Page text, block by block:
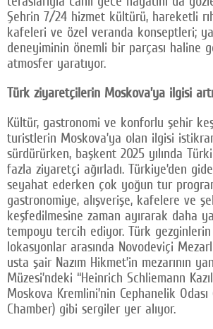
Şehrin 7/24 hizmet kültürü, hareketli
kafeleri ve özel veranda konseptleri;
deneyiminin önemli bir parçası haline
atmosfer yaratıyor.
Türk ziyaretçilerin Moskova’ya ilgisi
Kültür, gastronomi ve konforlu şehir
turistlerin Moskova’ya olan ilgisi
sürdürürken, başkent 2025 yılında
fazla ziyaretçi ağırladı. Türkiye’den
seyahat ederken çok yoğun tur
gastronomiye, alışverişe, kafelere ve
keşfedilmesine zaman ayırarak daha
tempoyu tercih ediyor. Türk
lokasyonlar arasında Novodeviçi
usta şair Nazım Hikmet’in mezarının
Müzesi’ndeki “Heinrich Schliemann
Moskova Kremlini’nin Cephanelik
Chamber) gibi sergiler yer alıyor.